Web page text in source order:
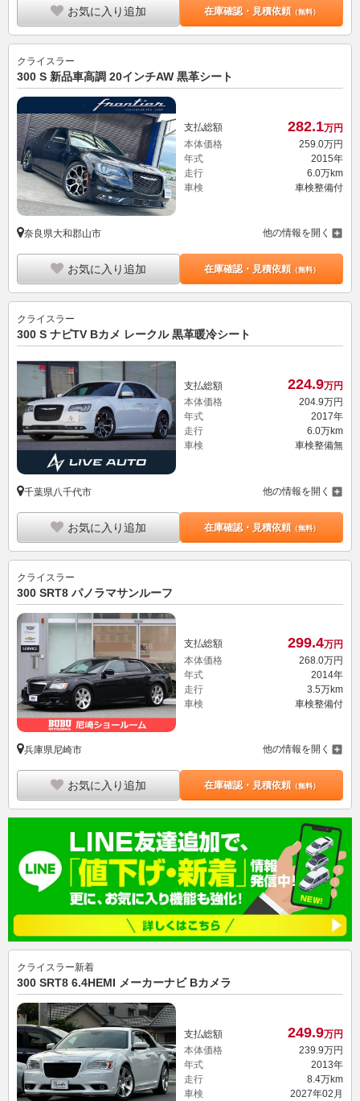
お気に入り追加 在庫確認・見積依頼（無料）
クライスラー
300 S 新品車高調 20インチAW 黒革シート
支払総額 282.1万円
本体価格
259. 0万円
年式
2015年
走行
6.0万km
車検
車検整備付
奈良県大和郡山市 他の情報を開く
お気に入り追加 在庫確認・見積依頼（無料）
クライスラー
300 S ナビTV Bカメ レークル 黒革暖冷シート
支払総額 224.9万円
本体価格
204.9万円
年式
2017年
走行
6.0万km
車検
車検整備無
千葉県八千代市 他の情報を開く
お気に入り追加 在庫確認・見積依頼（無料）
クライスラー
300 SRT8 パノラマサンルーフ
支払総額 299.4万円
本体価格
268. 0万円
年式
2014年
走行
3.5万km
車検
車検整備付
兵庫県尼崎市 他の情報を開く
お気に入り追加 在庫確認・見積依頼（無料）
クライスラー新着
300 SRT8 6.4HEMI メーカーナビ Bカメラ
支払総額 249.9万円
本体価格
239.9万円
年式
2013年
走行
8.4万km
車検
2027年02月